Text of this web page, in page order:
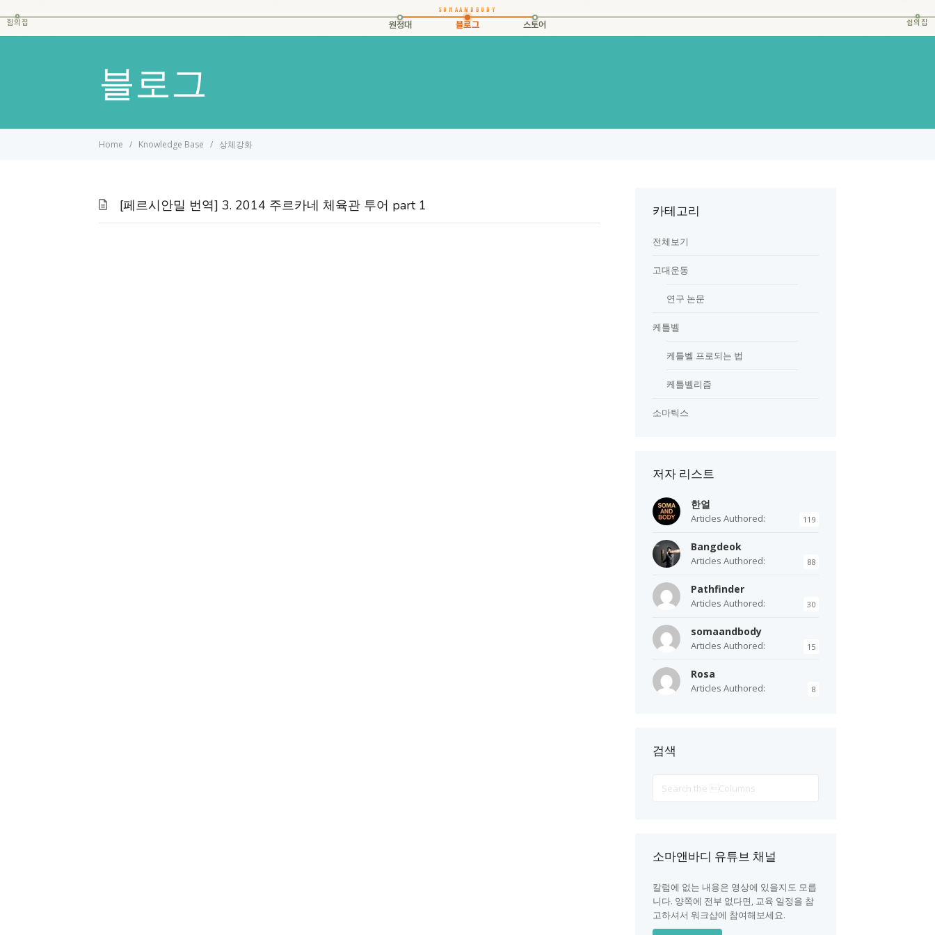
힘의집 원정대 블로그 스토어 쉼의집
블로그
Home Knowledge Base 상체강화
[페르시안밀 번역] 3. 2014 주르카네 체육관 투어 part 1 카테고리
전체보기
고대운동
연구 논문
케틀벨
케틀벨 프로되는 법
케틀벨리즘
소마틱스
저자 리스트
한얼
Articles Authored: 119
Bangdeok
Articles Authored: 88
Pathfinder
Articles Authored: 30
somaandbody
Articles Authored: 15
Rosa
Articles Authored: 8
검색
For
소마앤바디 유튜브 채널
칼럼에 없는 내용은 영상에 있을지도 모릅
니다. 양쪽에 전부 없다면, 교육 일정을 참
고하셔서 워크샵에 참여해보세요.